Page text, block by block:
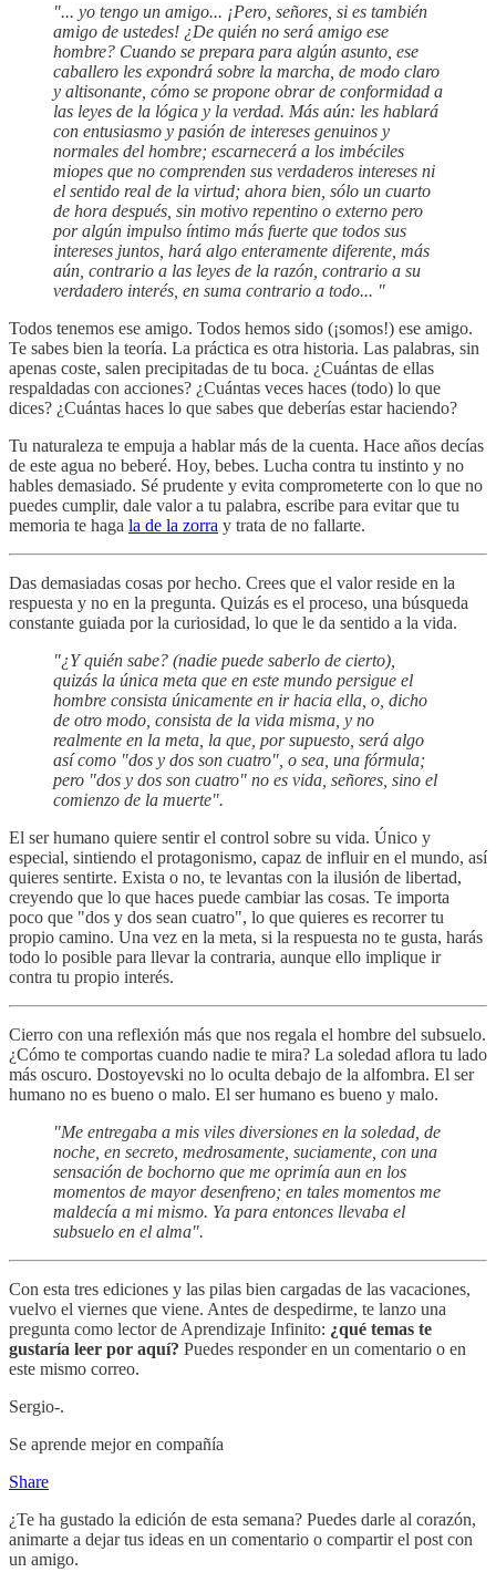
"... yo tengo un amigo... ¡Pero, señores, si es también
amigo de ustedes! ¿De quién no será amigo ese
hombre? Cuando se prepara para algún asunto, ese
caballero les expondrá sobre la marcha, de modo claro
y altisonante, cómo se propone obrar de conformidad a
las leyes de la lógica y la verdad. Más aún: les hablará
con entusiasmo y pasión de intereses genuinos y
normales del hombre; escarnecerá a los imbéciles
miopes que no comprenden sus verdaderos intereses ni
el sentido real de la virtud; ahora bien, sólo un cuarto
de hora después, sin motivo repentino o externo pero
por algún impulso íntimo más fuerte que todos sus
intereses juntos, hará algo enteramente diferente, más
aún, contrario a las leyes de la razón, contrario a su
verdadero interés, en suma contrario a todo... "
Todos tenemos ese amigo. Todos hemos sido (¡somos!) ese amigo.
Te sabes bien la teoría. La práctica es otra historia. Las palabras, sin
apenas coste, salen precipitadas de tu boca. ¿Cuántas de ellas
respaldadas con acciones? ¿Cuántas veces haces (todo) lo que
dices? ¿Cuántas haces lo que sabes que deberías estar haciendo?
Tu naturaleza te empuja a hablar más de la cuenta. Hace años decías
de este agua no beberé. Hoy, bebes. Lucha contra tu instinto y no
hables demasiado. Sé prudente y evita comprometerte con lo que no
puedes cumplir, dale valor a tu palabra, escribe para evitar que tu
memoria te haga la de la zorra y trata de no fallarte.
Das demasiadas cosas por hecho. Crees que el valor reside en la
respuesta y no en la pregunta. Quizás es el proceso, una búsqueda
constante guiada por la curiosidad, lo que le da sentido a la vida.
"¿Y quién sabe? (nadie puede saberlo de cierto),
quizás la única meta que en este mundo persigue el
hombre consista únicamente en ir hacia ella, o, dicho
de otro modo, consista de la vida misma, y no
realmente en la meta, la que, por supuesto, será algo
así como "dos y dos son cuatro", o sea, una fórmula;
pero "dos y dos son cuatro" no es vida, señores, sino el
comienzo de la muerte".
El ser humano quiere sentir el control sobre su vida. Único y
especial, sintiendo el protagonismo, capaz de influir en el mundo, así
quieres sentirte. Exista o no, te levantas con la ilusión de libertad,
creyendo que lo que haces puede cambiar las cosas. Te importa
poco que "dos y dos sean cuatro", lo que quieres es recorrer tu
propio camino. Una vez en la meta, si la respuesta no te gusta, harás
todo lo posible para llevar la contraria, aunque ello implique ir
contra tu propio interés.
Cierro con una reflexión más que nos regala el hombre del subsuelo.
¿Cómo te comportas cuando nadie te mira? La soledad aflora tu lado
más oscuro. Dostoyevski no lo oculta debajo de la alfombra. El ser
humano no es bueno o malo. El ser humano es bueno y malo.
"Me entregaba a mis viles diversiones en la soledad, de
noche, en secreto, medrosamente, suciamente, con una
sensación de bochorno que me oprimía aun en los
momentos de mayor desenfreno; en tales momentos me
maldecía a mi mismo. Ya para entonces llevaba el
subsuelo en el alma".
Con esta tres ediciones y las pilas bien cargadas de las vacaciones,
vuelvo el viernes que viene. Antes de despedirme, te lanzo una
pregunta como lector de Aprendizaje Infinito: ¿qué temas te
gustaría leer por aquí? Puedes responder en un comentario o en
este mismo correo.
Sergio-.
Se aprende mejor en compañía
Share
¿Te ha gustado la edición de esta semana? Puedes darle al corazón,
animarte a dejar tus ideas en un comentario o compartir el post con
un amigo.